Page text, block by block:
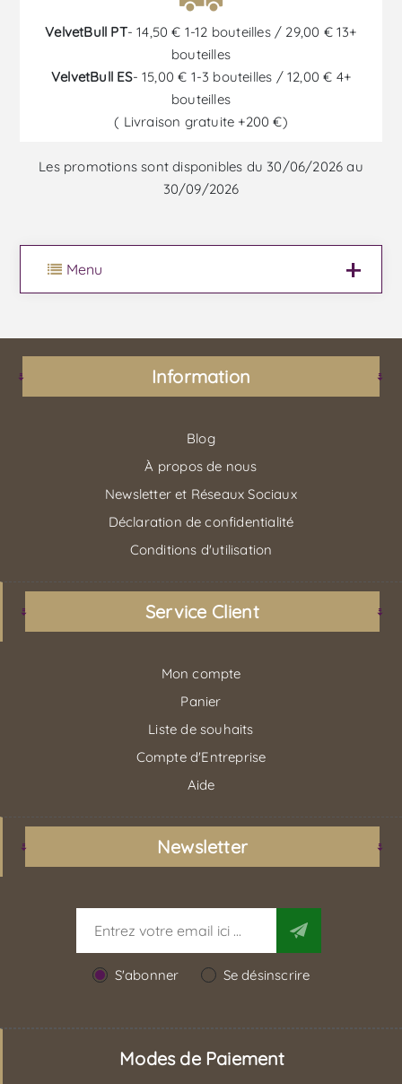
VelvetBull PT- 14,50 € 1-12 bouteilles / 29,00 € 13+
bouteilles
VelvetBull ES- 15,00 € 1-3 bouteilles / 12,00 € 4+
bouteilles
( Livraison gratuite +200 €)
Les promotions sont disponibles du 30/06/2026 au
30/09/2026
Menu
Information
Blog
À propos de nous
Newsletter et Réseaux Sociaux
Déclaration de confidentialité
Conditions d'utilisation
Service Client
Mon compte
Panier
Liste de souhaits
Compte d'Entreprise
Aide
Newsletter
S'abonner Se désinscrire
Modes de Paiement